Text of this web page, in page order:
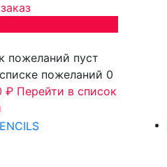
пожеланий пуст
пожеланий 0
₽ Перейти в список